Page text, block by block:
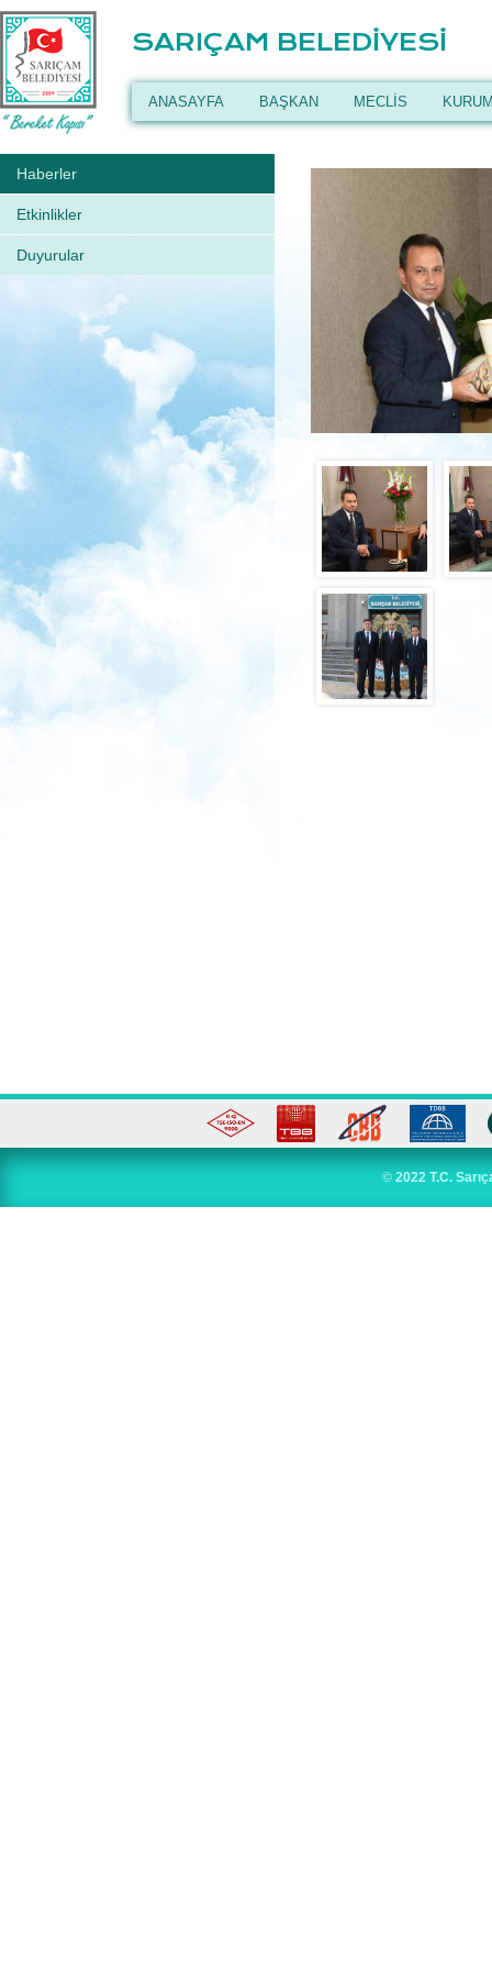
SARIÇAM BELEDİYESİ
ANASAYFA BAŞKAN MECLİS
Haberler
Etkinlikler
Duyurular
©2022 T.C.